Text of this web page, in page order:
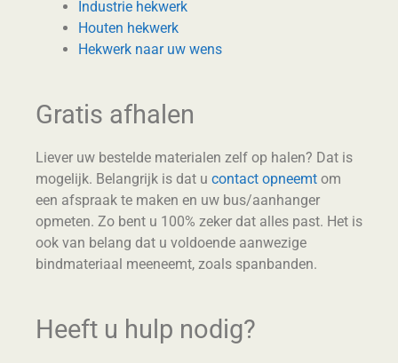
Industrie hekwerk
Houten hekwerk
Hekwerk naar uw wens
Gratis afhalen
Liever uw bestelde materialen zelf op halen? Dat is
mogelijk. Belangrijk is dat u contact opneemt om
een afspraak te maken en uw bus/aanhanger
opmeten. Zo bent u 100% zeker dat alles past. Het is
ook van belang dat u voldoende aanwezige
bindmateriaal meeneemt, zoals spanbanden.
Heeft u hulp nodig?